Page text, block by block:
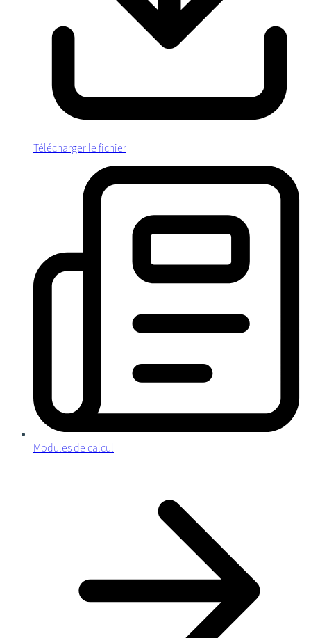
Télécharger le fichier
Modules de calcul